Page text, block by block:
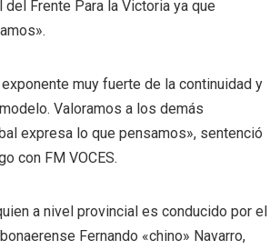
del Frente Para la Victoria ya que
muy fuerte de la continuidad y
Valoramos a los demás
expresa lo que pensamos», sentenció
con FM VOCES.
a nivel provincial es conducido por el
Fernando «chino» Navarro,